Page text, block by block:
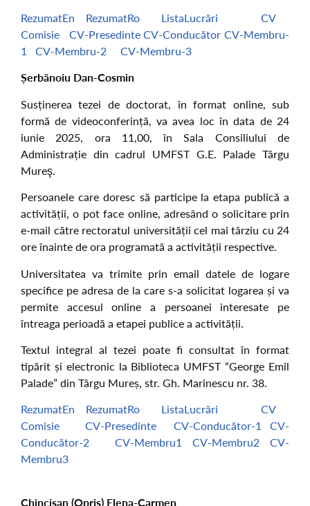
RezumatEn
RezumatRo ListaLucrări
CV
Comisie
CV-Presedinte CV-Conducător CV-Membru-
1 CV-Membru-2
CV-Membru-3
Șerbănoiu Dan-Cosmin
Susținerea tezei de doctorat, în format online, sub
formă de videoconferință, va avea loc în data de 24
iunie 2025, ora 11,00, în Sala Consiliului de
Administrație din cadrul UMFST G.E. Palade Târgu
Mureş.
Persoanele care doresc să participe la etapa publică a
activității, o pot face online, adresând o solicitare prin
e-mail către rectoratul universității cel mai târziu cu 24
ore înainte de ora programată a activității respective.
Universitatea va trimite prin email datele de logare
specifice pe adresa de la care s-a solicitat logarea și va
permite accesul online a persoanei interesate pe
întreaga perioadă a etapei publice a activității.
Textul integral al tezei poate fi consultat în format
tipărit și electronic la Biblioteca UMFST “George Emil
Palade” din Târgu Mureș, str. Gh. Marinescu nr. 38.
RezumatEn
RezumatRo ListaLucrări
CV
Comisie
CV-Presedinte CV-Conducător-1CV-
Conducător-2
CV-Membru1 CV-Membru2
CV-
Membru3
Chincișan (Opriș) Elena-Carmen